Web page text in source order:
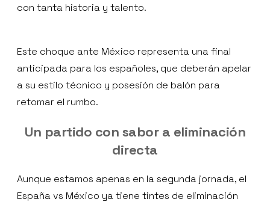
con tanta historia y talento.
Este choque ante México representa una final
anticipada para los españoles, que deberán apelar
a su estilo técnico y posesión de balón para
retomar el rumbo.
Un partido con sabor a eliminación
directa
Aunque estamos apenas en la segunda jornada, el
España vs México ya tiene tintes de eliminación